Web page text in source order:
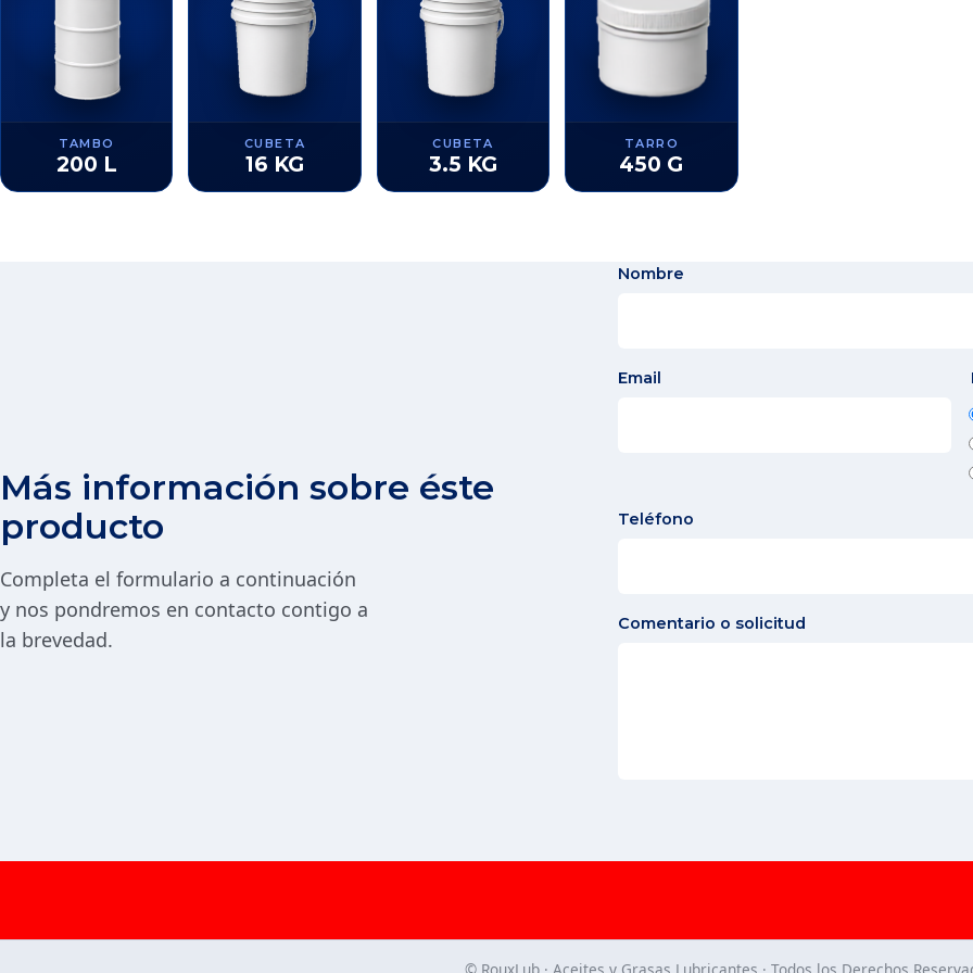
TAMBO
200 L
CUBETA
16 KG
CUBETA
3.5 KG
TARRO
450 G
Más información sobre éste
producto
Completa el formulario a continuación
y nos pondremos en contacto contigo a
la brevedad.
Nombre
Email
Teléfono
Comentario o solicitud